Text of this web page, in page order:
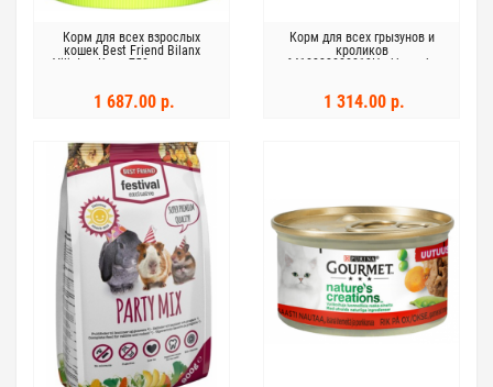
Корм для всех взрослых
кошек Best Friend Bilanx
Viljaton Kana 750г цыпленок
1 687.00 р.
Корм для всех грызунов и
кроликов
6418333000019Herkkuruoka
1 314.00 р.